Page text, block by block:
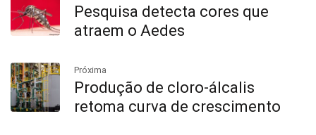
Pesquisa detecta cores que
atraem o Aedes
Próxima
Produção de cloro-álcalis
retoma curva de crescimento